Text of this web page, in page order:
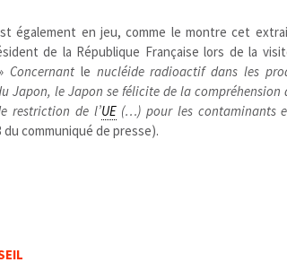
offre de soins
Petite enfance
Pharmacovigilance, produits et
dispositifs de santé, vaccins
Population à risque
Publications recommandées
également en jeu, comme le montre cet
de la République Française lors de la
Concernantle nucléide radioactif dans les
Japon, le Japon se félicite de la compréhension
restriction de l’UE(…) pour les contaminants
du communiqué de presse).